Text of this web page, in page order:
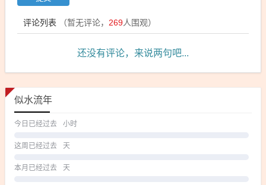
评论列表 （暂无评论， 269人围观）
还没有评论，来说两句吧...
似水流年
今日已经过去 小时
这周已经过去 天
本月已经过去 天